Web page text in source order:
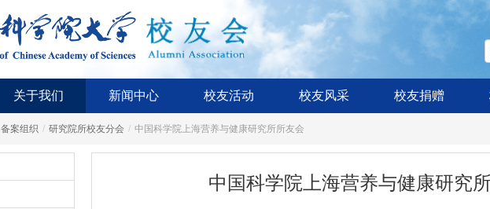
关于我们 新闻中心 校友活动 校友风采 校友捐赠
备案组织 / 研究院所校友分会 / 中国科学院上海营养与健康研究所所友会
中国科学院上海营养与健康研究